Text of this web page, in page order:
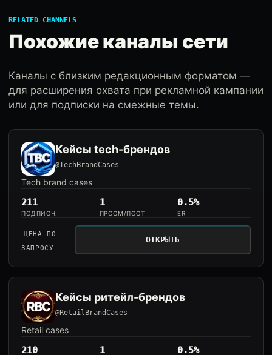
RELATED CHANNELS
Похожие каналы сети
Каналы с близким редакционным форматом —
для расширения охвата при рекламной кампании
или для подписки на смежные темы.
Кейсы tech-брендов
@TechBrandCases
Tech brand cases
211
ПОДПИСЧ.
1
ПРОСМ/ПОСТ
0.5%
ER
ЦЕНА ПО
ЗАПРОСУ
ОТКРЫТЬ
Кейсы ритейл-брендов
@RetailBrandCases
Retail cases
210 1 0.5%